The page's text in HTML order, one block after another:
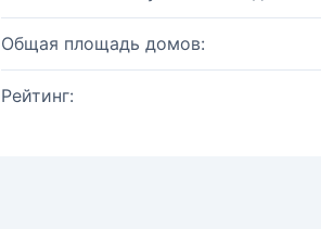
Общая площадь домов:
Рейтинг: